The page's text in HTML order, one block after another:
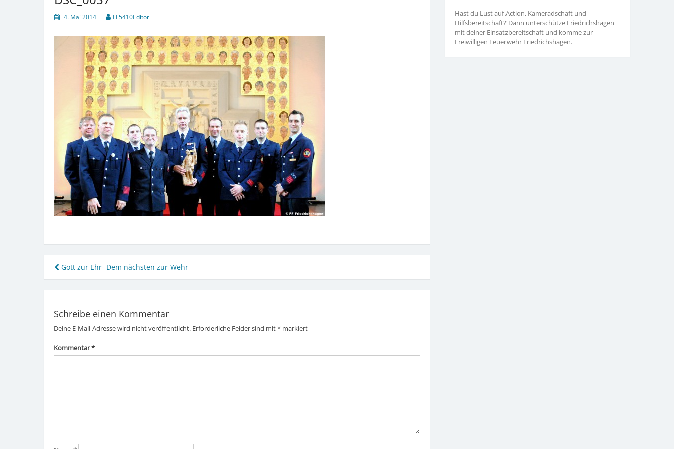
4. Mai 2014 FF5410Editor
Beitragsnavigation
Gott zur Ehr- Dem nächsten zur Wehr
Schreibe einen Kommentar
Deine E-Mail-Adresse wird nicht veröffentlicht. Erforderliche Felder sind mit*markiert
Kommentar*
Hast du Lust auf Action, Kameradschaft und
Hilfsbereitschaft? Dann unterschütze Friedrichshagen
mit deiner Einsatzbereitschaft und komme zur
Freiwilligen Feuerwehr Friedrichshagen.